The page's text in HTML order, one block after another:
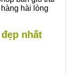
hài lòng
nhất